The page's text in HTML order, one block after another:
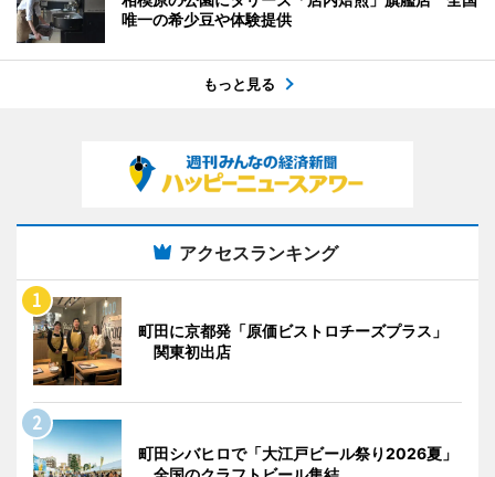
唯一の希少豆や体験提供
もっと見る
アクセスランキング
町田に京都発「原価ビストロチーズプラス」
関東初出店
町田シバヒロで「大江戸ビール祭り2026夏」